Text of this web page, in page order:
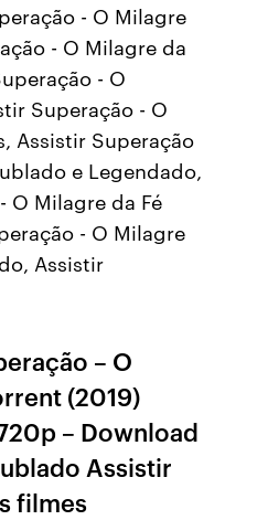
- O Milagre
- O Milagre da
- O
Superação - O
Assistir Superação
e Legendado,
O Milagre da Fé
- O Milagre
Assistir
– O
(2019)
– Download
Assistir
filmes